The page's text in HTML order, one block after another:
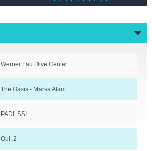
Werner Lau Dive Center
The Oasis - Marsa Alam
PADI, SSI
Oui, 2